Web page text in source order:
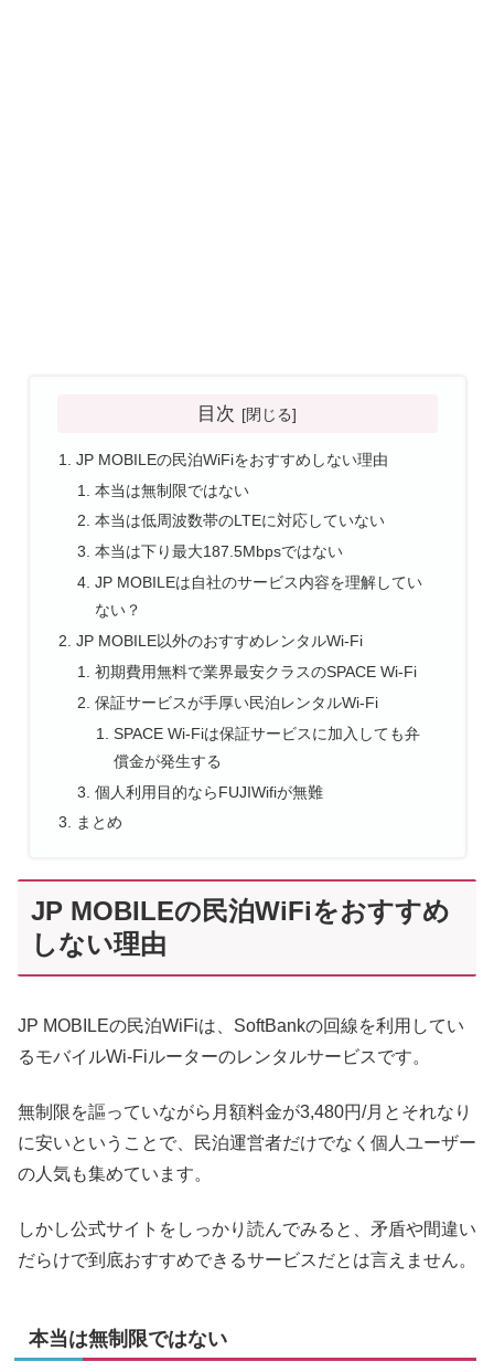
目次
JP MOBILEの民泊WiFiをおすすめしない理由
本当は無制限ではない
本当は低周波数帯のLTEに対応していない
本当は下り最大187.5Mbpsではない
JP MOBILEは自社のサービス内容を理解してい
ない？
JP MOBILE以外のおすすめレンタルWi-Fi
初期費用無料で業界最安クラスのSPACE Wi-Fi
保証サービスが手厚い民泊レンタルWi-Fi
SPACE Wi-Fiは保証サービスに加入しても弁
償金が発生する
個人利用目的ならFUJIWifiが無難
まとめ
JP MOBILEの民泊WiFiをおすすめ
しない理由
JP MOBILEの民泊WiFiは、SoftBankの回線を利用してい
るモバイルWi-Fiルーターのレンタルサービスです。
無制限を謳っていながら月額料金が3,480円/月とそれなり
に安いということで、民泊運営者だけでなく個人ユーザー
の人気も集めています。
しかし公式サイトをしっかり読んでみると、矛盾や間違い
だらけで到底おすすめできるサービスだとは言えません。
本当は無制限ではない